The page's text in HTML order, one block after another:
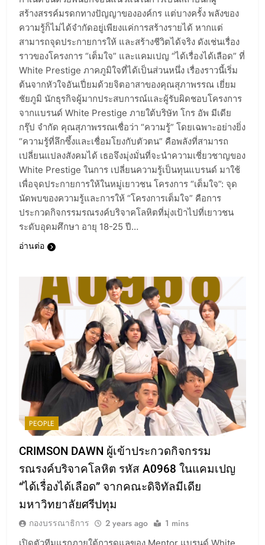
สร้างสรรค์มรดกทางปัญญาขององค์กร แต่บางครั้ง พลังของ
ความรู้ก็ไม่ได้จำกัดอยู่เพียงแค่การสร้างรายได้ หากแต่
สามารถจุดประกายการให้ และสร้างชีวิตได้จริง ดังเช่นเรื่อง
ราวของโครงการ “เต็มใจ” และแคมเปญ “ได้เรื่องได้เลือด” ที่
White Prestige ภาคภูมิใจที่ได้เป็นส่วนหนึ่ง เรื่องราวนี้เริ่ม
ต้นจากหัวใจอันเปี่ยมด้วยจิตอาสาของคุณสุภาพรรณ เยี่ยม
ชัยภูมิ นักธุรกิจผู้มากประสบการณ์และผู้รับผิดชอบโครงการ
จากแบรนด์ White Prestige ภายใต้บริษัท โกร อัพ มีเดีย
กรุ๊ป จำกัด คุณสุภาพรรณเชื่อว่า “ความรู้” โดยเฉพาะอย่างยิ่ง
“ความรู้ที่ลึกซึ้งและเชื่อมโยงกับตัวตน” คือพลังที่สามารถ
เปลี่ยนแปลงสังคมได้ เธอจึงมุ่งมั่นที่จะนำความเชี่ยวชาญของ
White Prestige ในการ เปลี่ยนความรู้เป็นทุนแบรนด์ มาใช้
เพื่อจุดประกายการให้ในหมู่เยาวชน โครงการ “เต็มใจ”: จุด
นัดพบของความรู้และการให้ “โครงการเต็มใจ” คือการ
ประกวดกิจกรรมรณรงค์บริจาคโลหิตที่มุ่งเป้าไปที่เยาวชน
ระดับอุดมศึกษา อายุ 18-25 ปี…
อ่านต่อ
PEOPLE
CRIMSON DAWN ผู้เข้าประกวดกิจกรรม
รณรงค์บริจาคโลหิต รหัส A0968 ในแคมเปญ
“ได้เรื่องได้เลือด” จากคณะดิจิทัลมีเดีย
มหาวิทยาลัยศรีปทุม
กองบรรณาธิการ 2 years ago 1 mins
5
กิจกรรม “คนขอนแก่นเฮ็ดดีนำกัน
แบ่งปันโลหิต”
WESR
6
จากน้ำใจในชุมชน สู่พลังแห่งการ